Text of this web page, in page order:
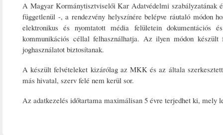
A Magyar Kormánytisztviselői Kar Adatvédelmi szabályzatának
függetlenül -, a rendezvény helyszínére belépve ráutaló módon
elektronikus és nyomtatott média felületein dokumentációs
kommunikációs céllal felhasználhatja. Az ilyen módon
joghasználatot biztosítanak.
A készült felvételeket kizárólag az MKK és az általa
más hivatal, szerv felé nem kerül sor.
Az adatkezelés időtartama maximálisan 5 évre terjedhet ki, mely